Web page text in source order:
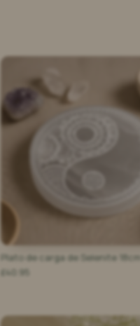
Plato de carga de Selenite 18cm
£40.95